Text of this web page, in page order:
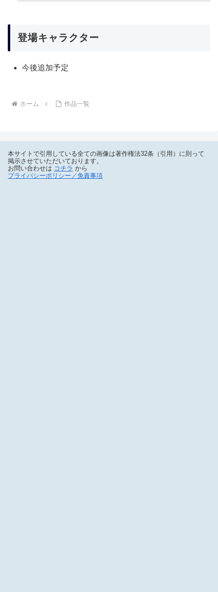
登場キャラクター
今後追加予定
ホーム 作品一覧
本サイトで引用している全ての画像は著作権法32条（引用）に則って
掲示させていただいております。
お問い合わせは コチラ から
プライバシーポリシー／免責事項